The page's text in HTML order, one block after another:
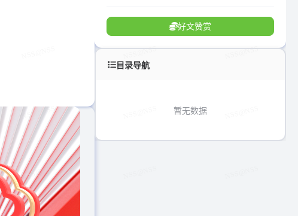
好文赞赏
目录导航
暂无数据